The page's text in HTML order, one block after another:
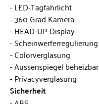
LED-Tagfahrlicht
360 Grad Kamera
HEAD-UP-Display
Scheinwerferregulierung
Colorverglasung
Aussenspiegel beheizbar
Privacyverglasung
Sicherheit